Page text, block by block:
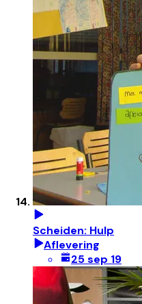
Scheiden: Hulp
Aflevering
25 sep 19